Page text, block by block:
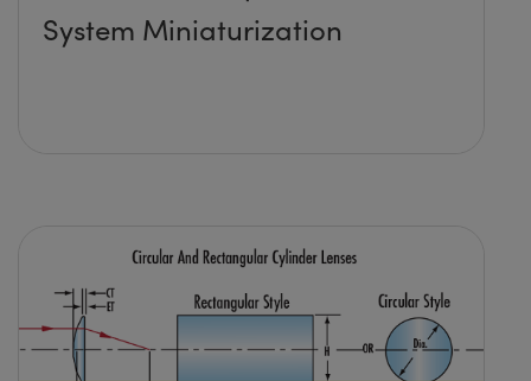
System Miniaturization